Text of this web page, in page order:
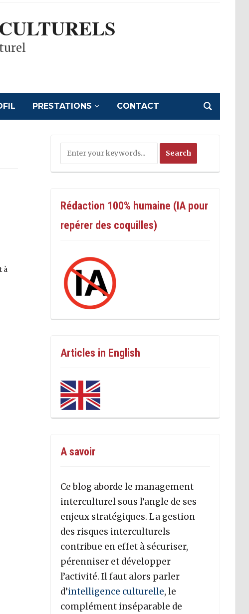
PRESTATIONS CONTACT
à
Rédaction 100% humaine (IA pour
repérer des coquilles)
Articles in English
A savoir
Ce blog aborde le management
interculturel sous l’angle de ses
enjeux stratégiques. La gestion
des risques interculturels
contribue en effet à sécuriser,
pérenniser et développer
l’activité. Il faut alors parler
d’intelligence culturelle, le
complément inséparable de